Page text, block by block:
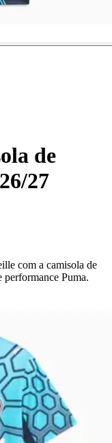
de
27
com a camisola de
Puma.